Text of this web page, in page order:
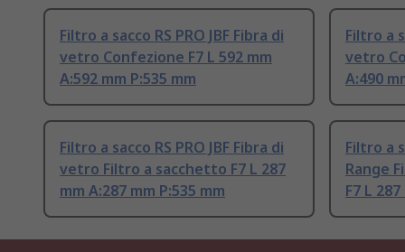
Filtro a sacco RS PRO JBF Fibra di
vetro Confezione F7 L 592 mm
A:592 mm P:535 mm
Filtro a
vetro
A:490
Filtro a sacco RS PRO JBF Fibra di
vetro Filtro a sacchetto F7 L 287
mm A:287 mm P:535 mm
Filtro a
Range
F7 L